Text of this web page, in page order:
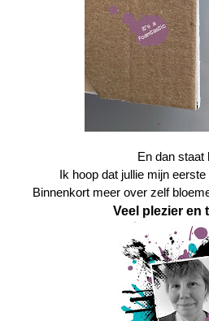
En dan staat
Ik hoop dat jullie mijn
Binnenkort meer over zelf
Veel plezier en